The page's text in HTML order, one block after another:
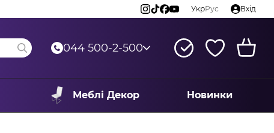
УкрРус Вхід
044 500-2-500
Меблі Декор Новинки